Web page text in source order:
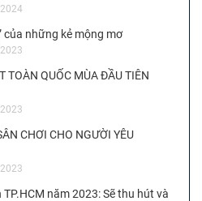
của những kẻ mộng mơ
TOÀN QUỐC MÙA ĐẦU TIÊN
CHƠI CHO NGƯỜI YÊU
năm 2023: Sẽ thu hút và